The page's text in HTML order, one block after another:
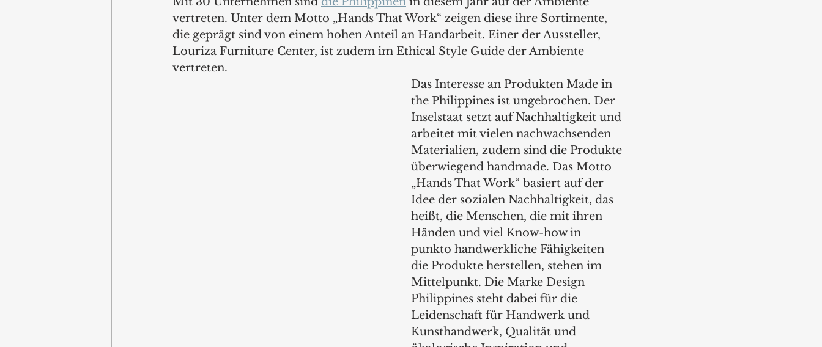
vertreten. Unter dem Motto „Hands That Work“ zeigen diese ihre Sortimente,
die geprägt sind von einem hohen Anteil an Handarbeit. Einer der Aussteller,
Louriza Furniture Center, ist zudem im Ethical Style Guide der Ambiente
vertreten.
Das Interesse an Produkten Made in
the Philippines ist ungebrochen. Der
Inselstaat setzt auf Nachhaltigkeit und
arbeitet mit vielen nachwachsenden
Materialien, zudem sind die Produkte
überwiegend handmade. Das Motto
„Hands That Work“ basiert auf der
Idee der sozialen Nachhaltigkeit, das
heißt, die Menschen, die mit ihren
Händen und viel Know-how in
punkto handwerkliche Fähigkeiten
die Produkte herstellen, stehen im
Mittelpunkt. Die Marke Design
Philippines steht dabei für die
Leidenschaft für Handwerk und
Kunsthandwerk, Qualität und